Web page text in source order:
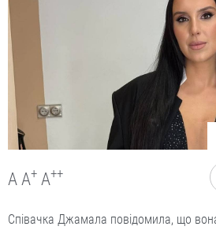
A A+ A++
Співачка Джамала повідомила, що